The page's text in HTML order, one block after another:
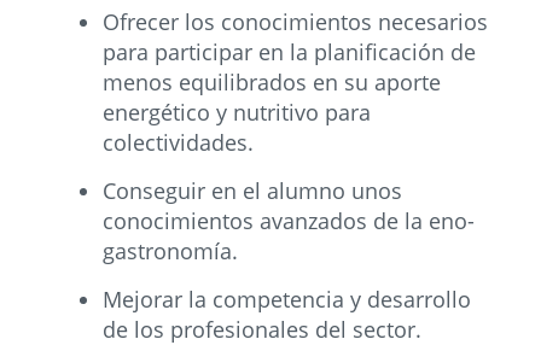
Ofrecer los conocimientos necesarios
para participar en la planificación de
menos equilibrados en su aporte
energético y nutritivo para
colectividades.
Conseguir en el alumno unos
conocimientos avanzados de la eno-
gastronomía.
Mejorar la competencia y desarrollo
de los profesionales del sector.